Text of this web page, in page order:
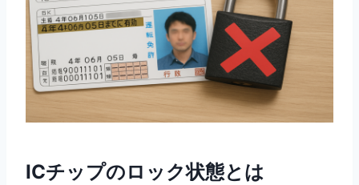
ICチップのロック状態とは